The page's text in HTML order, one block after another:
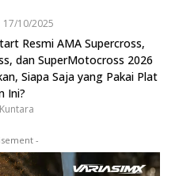
17/10/2025
Resmi AMA Supercross,
dan SuperMotocross 2026
Siapa Saja yang Pakai Plat
Ini?
-